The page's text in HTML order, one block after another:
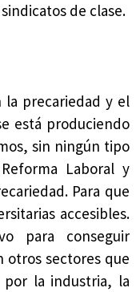
de clase.
la precariedad y el
está produciendo
sin ningún tipo
Laboral y
Para que
accesibles.
para conseguir
otros sectores que
por la industria, la